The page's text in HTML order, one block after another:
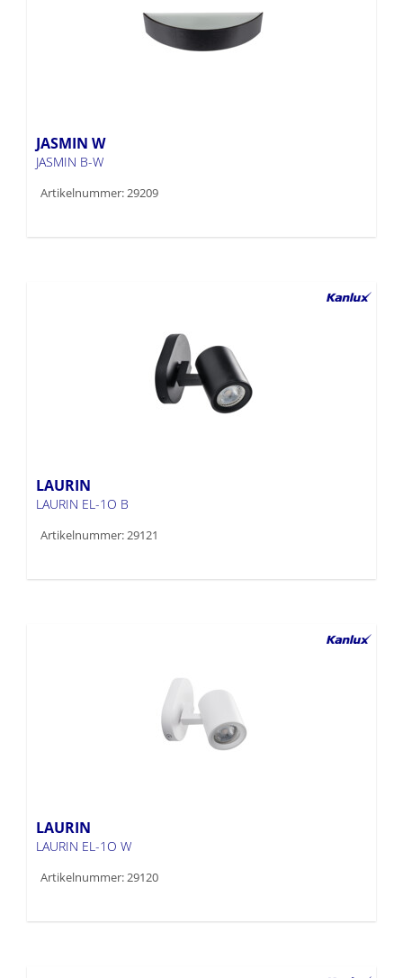
JASMIN W
JASMIN B-W
Artikelnummer: 29209
LAURIN
LAURIN EL-1O B
Artikelnummer: 29121
LAURIN
LAURIN EL-1O W
Artikelnummer: 29120